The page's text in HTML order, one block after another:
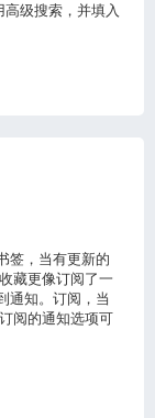
级搜索，并填入
签，当有更新的
藏更像订阅了一
通知。订阅，当
阅的通知选项可